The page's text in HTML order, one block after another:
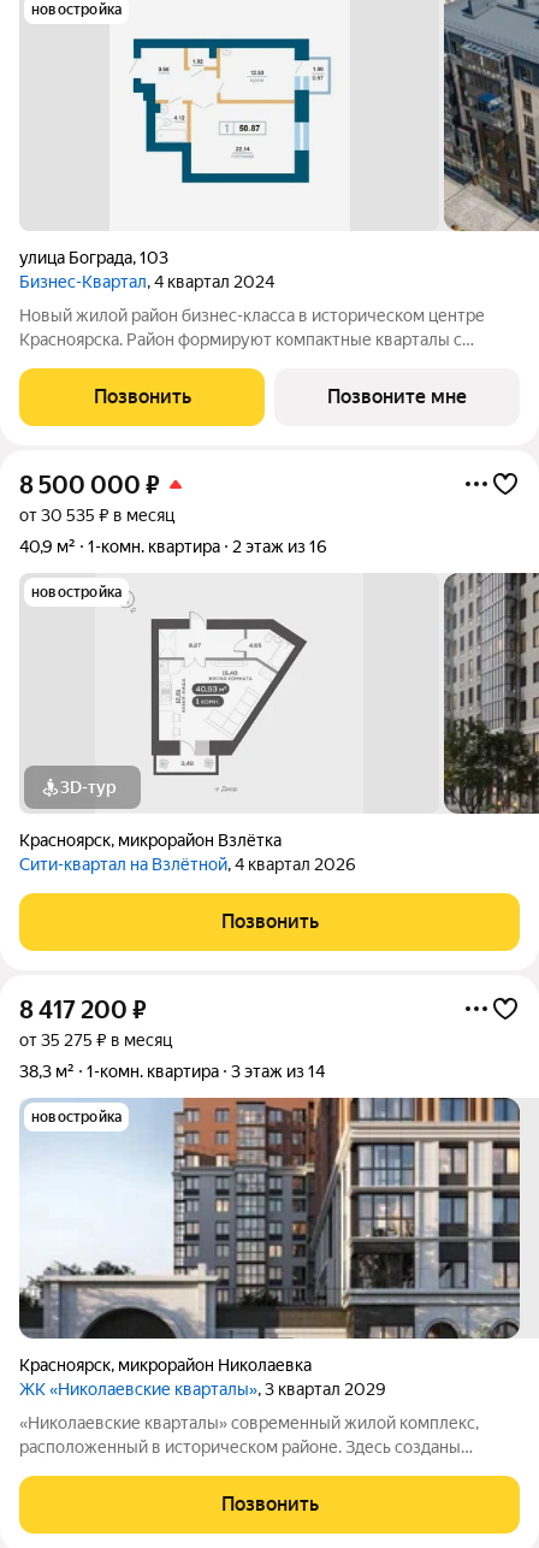
новостройка
улица Бограда,103
Бизнес-Квартал, 4 квартал 2024
Новый жилой район бизнес-класса в историческом центре
Красноярска. Район формируют компактные кварталы с
зонами отдыха. Три километра собственной набережной,
пешеходные бульвары главной оси и
Позвонить Позвоните мне
8 500 000 ₽
от 30 535 ₽ в месяц
40,9 м²
1-комн. квартира 2 этаж из 16
новостройка
3D-тур
Красноярск, микрорайон Взлётка
Сити-квартал на Взлётной, 4 квартал 2026
Позвонить
8 417 200 ₽
от 35 275 ₽ в месяц
38,3 м²
1-комн. квартира 3 этаж из 14
новостройка
Красноярск, микрорайон Николаевка
ЖК «Николаевские кварталы», 3 квартал 2029
«Николаевские кварталы» современный жилой комплекс,
расположенный в историческом районе. Здесь созданы
посторонних, работает система видеонаблюдения и контроль
доступа. Интерьеры выполнены по авторским
Позвонить